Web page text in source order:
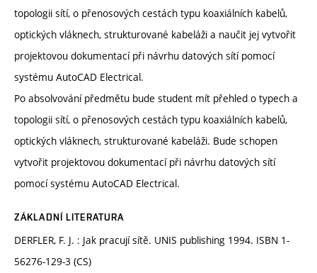
topologii sítí, o přenosových cestách typu koaxiálních kabelů,
optických vláknech, strukturované kabeláži a naučit jej vytvořit
projektovou dokumentací při návrhu datových sítí pomocí
systému AutoCAD Electrical.
Po absolvování předmětu bude student mít přehled o typech a
topologii sítí, o přenosových cestách typu koaxiálních kabelů,
optických vláknech, strukturované kabeláži. Bude schopen
vytvořit projektovou dokumentací při návrhu datových sítí
pomocí systému AutoCAD Electrical.
ZÁKLADNÍ LITERATURA
DERFLER, F. J. : Jak pracují sítě. UNIS publishing 1994. ISBN 1-
56276-129-3 (CS)